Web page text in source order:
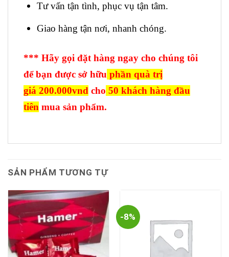
Tư vấn tận tình, phục vụ tận tâm.
Giao hàng tận nơi, nhanh chóng.
*** Hãy gọi đặt hàng ngay cho chúng tôi
để bạn được sở hữu phần quà trị
giá 200.000vnd cho 50 khách hàng đầu
tiên mua sản phẩm.
SẢN PHẨM TƯƠNG TỰ
-8%